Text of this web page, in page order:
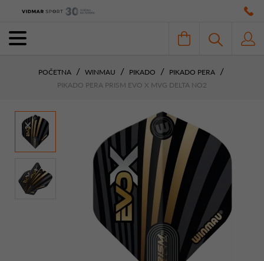
POČETNA WINMAU PIKADO
PIKADO PERA
PIKADO PERA PRISM EVO X MVG DELTA NO2